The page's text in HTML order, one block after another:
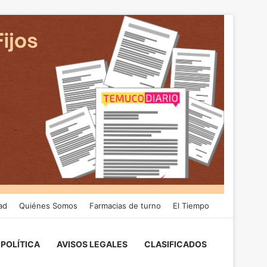
Quiénes Somos Farmacias de turno El Tiempo
POLÍTICA AVISOS LEGALES CLASIFICADOS